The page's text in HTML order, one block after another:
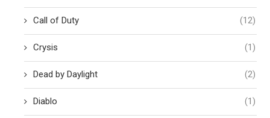
Call of Duty (12)
Crysis (1)
Dead by Daylight (2)
Diablo (1)